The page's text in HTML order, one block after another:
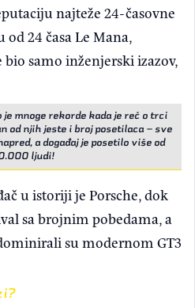
najteže 24-časovne
24 časa Le Mana,
samo inženjerski izazov,
je mnoge rekorde kada je reč o trci
od njih jeste i broj posetilaca – sve
a događaj je posetilo više od
ljudi!
u istoriji je Porsche, dok
sa brojnim pobedama, a
su modernom GT3